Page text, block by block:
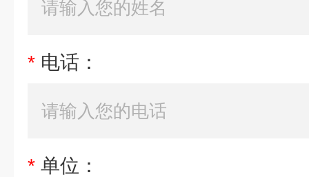
* 电话：
* 单位：